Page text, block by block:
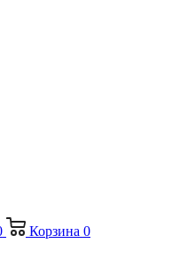
Корзина 0